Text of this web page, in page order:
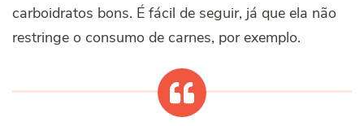
carboidratos bons. É fácil de seguir, já que ela não
restringe o consumo de carnes, por exemplo.